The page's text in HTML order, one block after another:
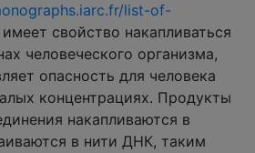
list-of-
свойство накапливаться
человеческого организма,
опасность для человека
концентрациях. Продукты
накапливаются в
в нити ДНК, таким